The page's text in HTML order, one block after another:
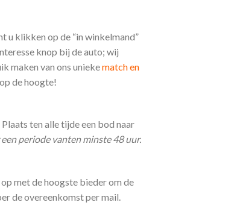
u klikken op de “in winkelmand”
knop bij de auto; wij
maken van ons uniekematch en
de hoogte!
ten alle tijde een bod naar
periode vanten minste 48 uur.
met de hoogste bieder om de
de overeenkomst per mail.